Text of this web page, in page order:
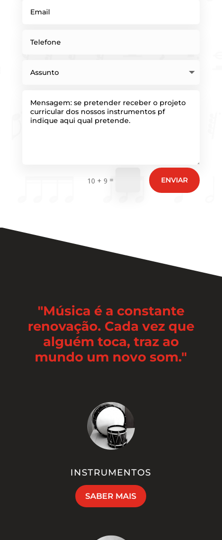
10 + 9 = ENVIAR
"Música é a constante
renovação. Cada vez que
alguém toca, traz ao
mundo um novo som."
INSTRUMENTOS
SABER MAIS